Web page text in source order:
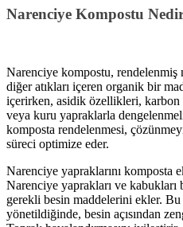
Narenciye Kompostu
Narenciye kompostu, rendelenmiş
diğer atıkları içeren organik bir
içerirken, asidik özellikleri, karbon
veya kuru yapraklarla
komposta rendelenmesi,
süreci optimize eder.
Narenciye yapraklarını
Narenciye yaprakları ve
gerekli besin maddelerini ekler.
yönetildiğinde, besin açısından